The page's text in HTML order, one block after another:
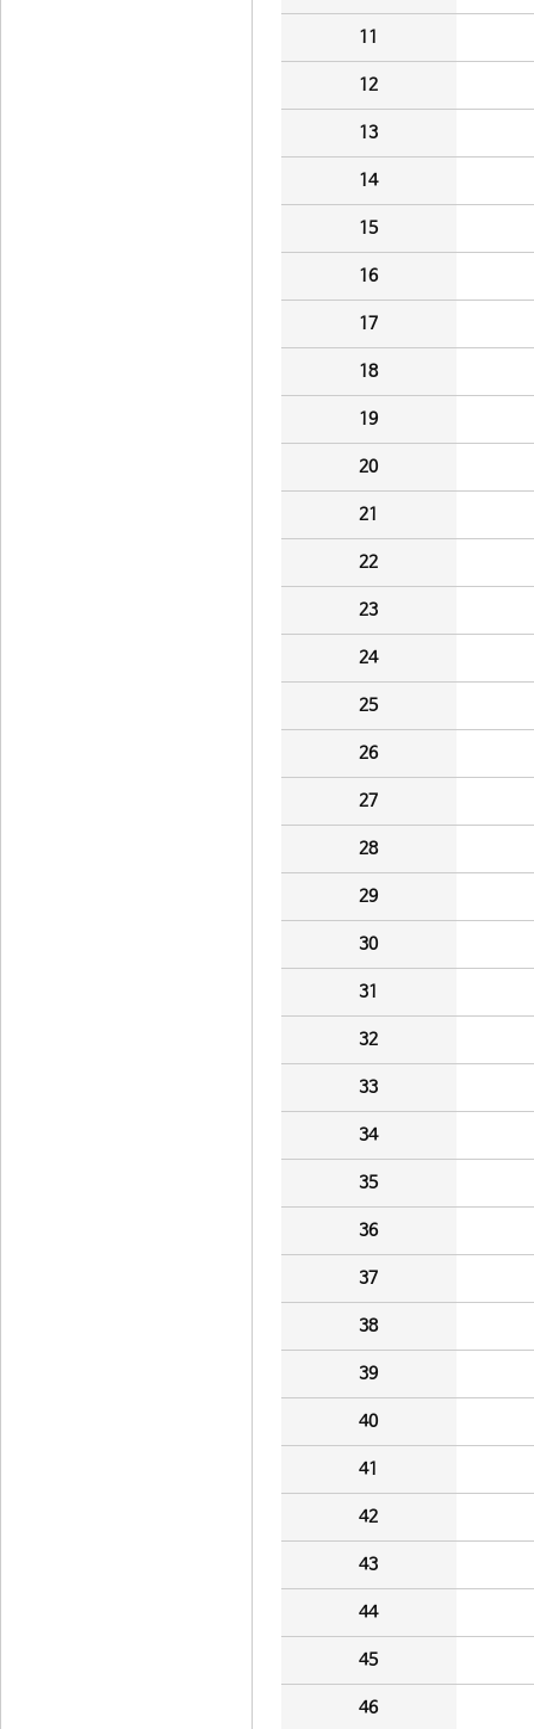
11
12
13
14
15
16
17
18
19
20
21
22
23
24
25
26
27
28
29
30
31
32
33
34
35
36
37
38
39
40
41
42
43
44
45
46